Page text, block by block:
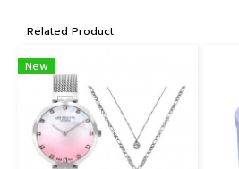
Related Product
New